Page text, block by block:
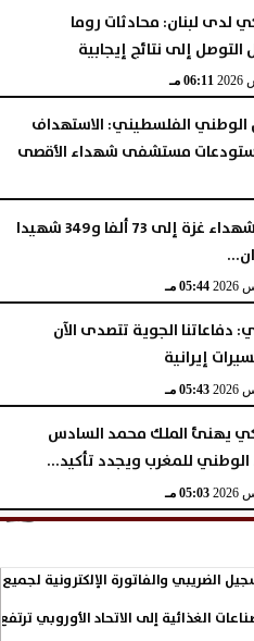
لدى لبنان: محادثات روما
إلى نتائج إيجابية
06:11 مـ
الفلسطيني: الاستهداف
مستشفى شهداء الأقصى
ارتفاع حصيلة شهداء غزة إلى 73 ألفا و349 شهيدا
05:44 مـ
دفاعاتنا الجوية تتصدى الآن
إيرانية
05:43 مـ
يهنئ الملك محمد السادس
الوطني للمغرب ويجدد تأكيد...
05:03 مـ
الضريبي والفاتورة الإلكترونية
إلى الاتحاد الأوروبي ترتفع 15.4% خلال النصف الأول من